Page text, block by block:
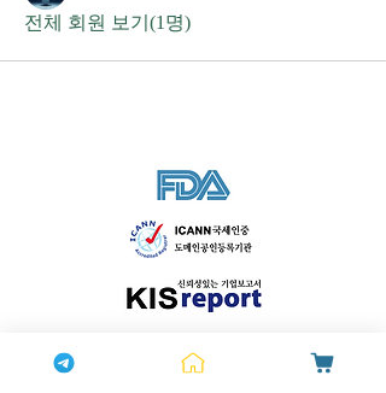
전체 회원 보기(1명)